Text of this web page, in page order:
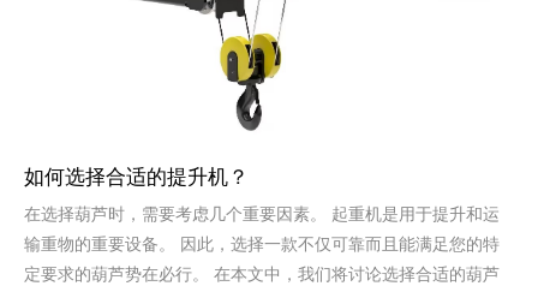
如何选择合适的提升机？
在选择葫芦时，需要考虑几个重要因素。 起重机是用于提升和运
输重物的重要设备。 因此，选择一款不仅可靠而且能满足您的特
定要求的葫芦势在必行。 在本文中，我们将讨论选择合适的葫芦